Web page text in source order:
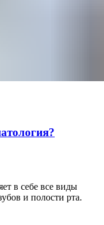
в себе все виды
и полости рта.